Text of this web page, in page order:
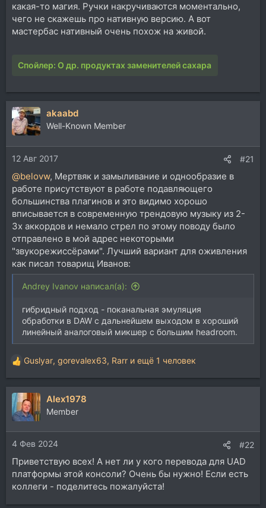
какая-то магия. Ручки накручиваются моментально,
чего не скажешь про нативную версию. А вот
мастербас нативный очень похож на живой.
Спойлер: О др. продуктах заменителей сахара
akaabd
Well-Known Member
12 Авг 2017 #21
@belovw, Мертвяк и замыливание и однообразие в
работе присутствуют в работе подавляющего
большинства плагинов и это видимо хорошо
вписывается в современную трендовую музыку из 2-
3х аккордов и немало стрел по этому поводу было
отправлено в мой адрес некоторыми
"звукорежиссёрами". Лучший вариант для оживления
как писал товарищ Иванов:
Andrey Ivanov написал(а):
гибридный подход - поканальная эмуляция
обработки в DAW с дальнейшем выходом в хороший
линейный аналоговый микшер с большим headroom.
Р
е
а
к
ц
и
и
:
Guslyar, gorevalex63, Rarr и ещё 1 человек
Alex1978
Member
4 Фев 2024 #22
Приветствую всех! А нет ли у кого перевода для UAD
платформы этой консоли? Очень бы нужно! Если есть
коллеги - поделитесь пожалуйста!